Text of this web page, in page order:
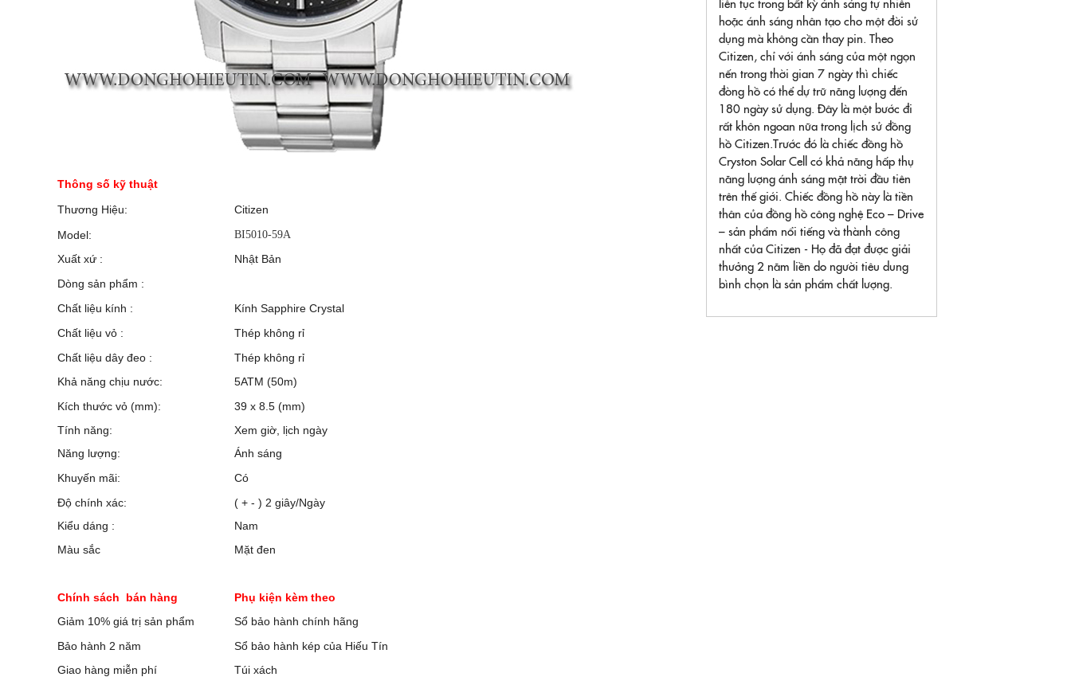
Thông số kỹ thuật
Thương Hiệu:
Citizen
Model:
BI5010-59A
Xuất xứ :
Nhật Bản
Dòng sản phẩm :
Chất liệu kính :
Kính Sapphire Crystal
Chất liệu vỏ :
Thép không rỉ
Chất liệu dây đeo :
Thép không rỉ
Khả năng chịu nước:
5ATM (50m)
Kích thước vỏ (mm):
39 x 8.5 (mm)
Tính năng:
Xem giờ, lịch ngày
Năng lượng:
Ánh sáng
Khuyến mãi:
Có
Độ chính xác:
( + - ) 2 giây/Ngày
Kiểu dáng :
Nam
Màu sắc
Mặt đen
Chính sách bán hàng
Phụ kiện kèm theo
Giảm 10% giá trị sản phẩm
Sổ bảo hành chính hãng
Bảo hành 2 năm
Sổ bảo hành kép của Hiếu Tín
Giao hàng miễn phí
Túi xách
hoặc ánh sáng nhân tạo cho một đời sử
dụng mà không cần thay pin. Theo
Citizen, chỉ với ánh sáng của một ngọn
nến trong thời gian 7 ngày thì chiếc
đòng hồ có thể dự trữ năng lượng đến
180 ngày sử dụng. Đây là một bước đi
rất khôn ngoan nữa trong lịch sử đồng
hồ Citizen.Trước đó là chiếc đồng hồ
Cryston Solar Cell có khả năng hấp thụ
năng lượng ánh sáng mặt trời đầu tiên
trên thế giới. Chiếc đồng hồ này là tiền
thân của đồng hồ công nghệ Eco – Drive
– sản phẩm nổi tiếng và thành công
nhất của Citizen - Họ đã đạt được giải
thưởng 2 năm liền do người tiêu dung
bình chọn là sản phẩm chất lượng.